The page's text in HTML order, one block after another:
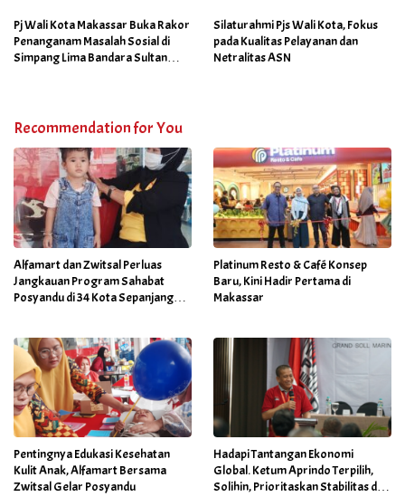
Program Sabtu Bersih
Pj Wali Kota Makassar Buka Rakor
Penanganam Masalah Sosial di
Simpang Lima Bandara Sultan
Silaturahmi Pjs Wali Kota, Fokus
pada Kualitas Pelayanan dan
Netralitas ASN
Recommendation for You
Alfamart dan Zwitsal Perluas
Jangkauan Program Sahabat
Posyandu di 34 Kota Sepanjang
Platinum Resto & Café Konsep
Baru, Kini Hadir Pertama di
Makassar
Pentingnya Edukasi Kesehatan
Kulit Anak, Alfamart Bersama
Zwitsal Gelar Posyandu
Hadapi Tantangan Ekonomi
Global. Ketum Aprindo Terpilih,
Solihin, Prioritaskan Stabilitas dan